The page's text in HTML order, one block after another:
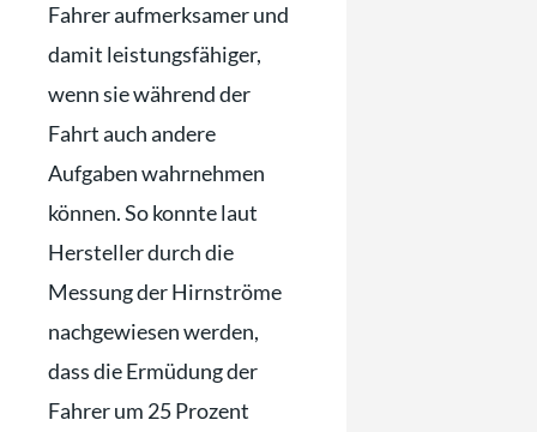
Fahrer aufmerk­samer und
damit leistungsfähiger,
wenn sie während der
Fahrt auch andere
Aufgaben wahrnehmen
können. So konnte laut
Hersteller durch die
Messung der Hirnströme
nachgewiesen werden,
dass die Ermüdung der
Fahrer um 25 Pro­zent